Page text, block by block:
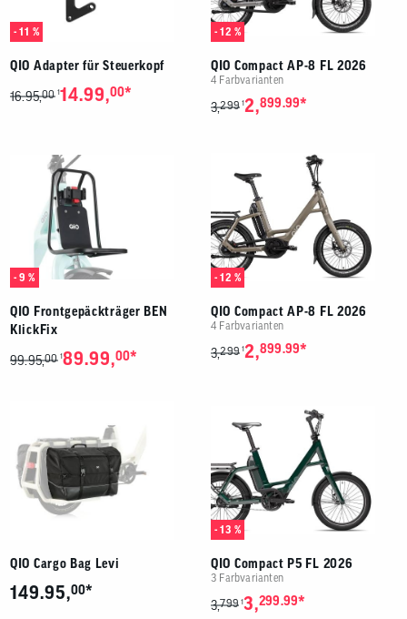
- 11 %
QIO Adapter für Steuerkopf
16.95,00 114.99,00*
- 12 %
QIO Compact AP-8 FL 2026
4 Farbvarianten
3,299 12,899.99*
- 9 %
QIO Frontgepäckträger BEN
KlickFix
99.95,00 189.99,00*
- 12 %
QIO Compact AP-8 FL 2026
4 Farbvarianten
3,299 12,899.99*
QIO Cargo Bag Levi
149.95,00*
- 13 %
QIO Compact P5 FL 2026
3 Farbvarianten
3,799 13,299.99*